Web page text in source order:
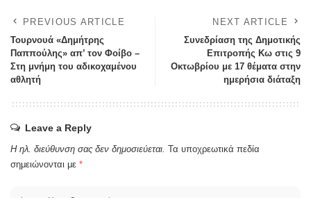
PREVIOUS ARTICLE
Τουρνουά «Δημήτρης
Παππούλης» απ’ τον Φοίβο –
Στη μνήμη του αδικοχαμένου
αθλητή
NEXT ARTICLE
Συνεδρίαση της Δημοτικής
Επιτροπής Κω στις 9
Οκτωβρίου με 17 θέματα στην
ημερήσια διάταξη
Leave a Reply
Η ηλ. διεύθυνση σας δεν δημοσιεύεται. Τα υποχρεωτικά πεδία
σημειώνονται με *